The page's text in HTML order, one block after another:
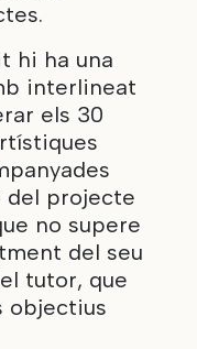
hi ha una
interlineat
els 30
del projecte
no supere
del seu
tutor, que
objectius